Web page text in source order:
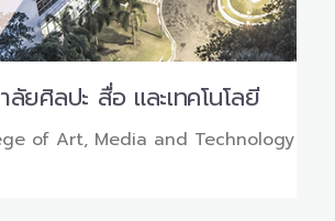
ลัยศิลปะ สื่อ และเทคโนโลยี
of Art, Media and Technology